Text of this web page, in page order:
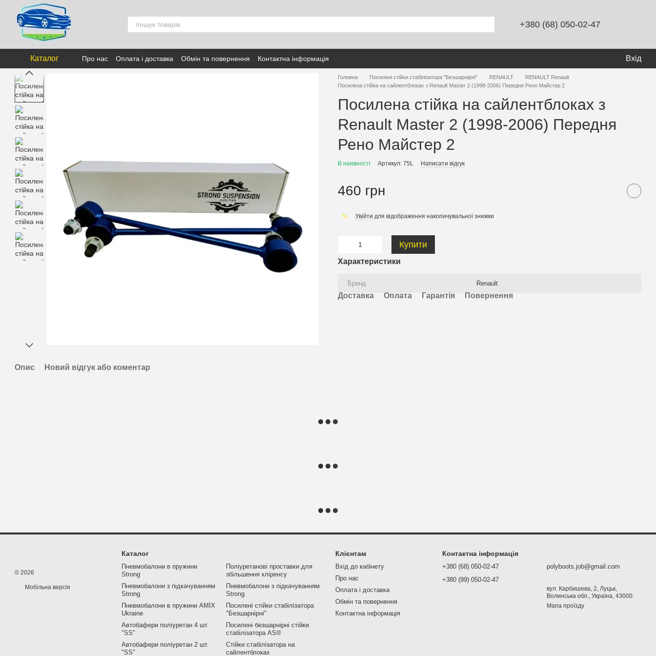
Перейти к основному контенту
+380 (68) 050-02-47
Каталог Про нас Оплата і доставка Обмін та повернення Контактна інформація Вхід
Опис Новий відгук або коментар
Головна Посилені стійки стабілізатора "Безшарнірні" RENAULT
RENAULT Renault
Посилена стійка на сайлентблоках з Renault Master 2 (1998-2006) Передня Рено Майстер 2
Посилена стійка на сайлентблоках з
Renault Master 2 (1998-2006) Передня
Рено Майстер 2
В наявності Артикул: 75L Написати відгук
460 грн
% Увійти для відображення накопичувальної знижки
Купити
Характеристики
Бренд Renault
Доставка Оплата Гарантія Повернення
© 2026
Мобільна версія
Каталог
Пневмобалони в пружини
Strong
Пневмобалони з підкачуванням
Strong
Пневмобалони в пружини AMIX
Ukraine
Автобафери поліуретан 4 шт.
"SS"
Автобафери поліуретан 2 шт.
"SS"
Поліуретанові проставки для
збільшення кліренсу
Пневмобалони з підкачуванням
Strong
Посилені стійки стабілізатора
"Безшарнірні"
Посилені безшарнірні стійки
стабілізатора AS®
Стійки стабілізатора на
сайлентблоках
Клієнтам
Вхід до кабінету
Про нас
Оплата і доставка
Обмін та повернення
Контактна інформація
Контактна інформація
+380 (68) 050-02-47
+380 (99) 050-02-47
polyboots.job@gmail.com
вул. Карбишева, 2, Луцьк,
Волинська обл., Україна, 43000.
Мапа проїзду